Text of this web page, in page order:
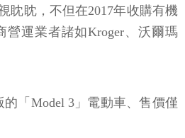
眈眈，不但在2017年收購有機
營運業者諸如Kroger、沃爾瑪
「Model 3」電動車、售價僅